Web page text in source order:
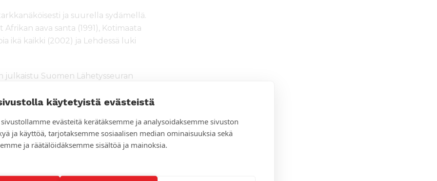
käytetyistä evästeistä
evästeitä kerätäksemme ja analysoidaksemme sivuston
ja käyttöä, tarjotaksemme sosiaalisen median ominaisuuksia sekä
ja räätälöidäksemme sisältöä ja mainoksia.
ja suurella sydämellä.
aava santa (1991), Kotimaata
ikä kaikki (2002) ja Lehdessä luki
julkaistu Suomen Lähetysseuran
1981 alkaen. Sarjakuvan
Esra Elovainio, jonka
tulevat lukijoille tutuiksi.
tomera lähetyslääkäri, joka
luottamuksen. Hänen
toimineeseen lääkäriin Selma
merkittävän ja yhä